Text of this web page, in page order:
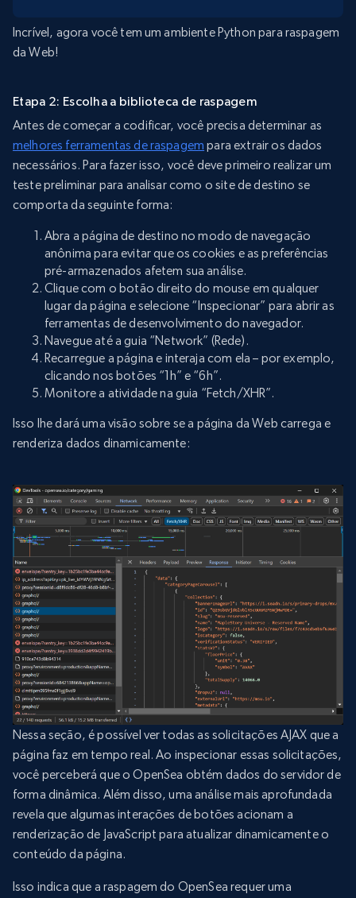
Incrível, agora você tem um ambiente Python para raspagem
da Web!
Etapa 2: Escolha a biblioteca de raspagem
Antes de começar a codificar, você precisa determinar as
melhores ferramentas de raspagem para extrair os dados
necessários. Para fazer isso, você deve primeiro realizar um
teste preliminar para analisar como o site de destino se
comporta da seguinte forma:
Abra a página de destino no modo de navegação
anônima para evitar que os cookies e as preferências
pré-armazenados afetem sua análise.
Clique com o botão direito do mouse em qualquer
lugar da página e selecione “Inspecionar” para abrir as
ferramentas de desenvolvimento do navegador.
Navegue até a guia “Network” (Rede).
Recarregue a página e interaja com ela – por exemplo,
clicando nos botões “1h” e “6h”.
Monitore a atividade na guia “Fetch/XHR”.
Isso lhe dará uma visão sobre se a página da Web carrega e
renderiza dados dinamicamente:
Nessa seção, é possível ver todas as solicitações AJAX que a
página faz em tempo real. Ao inspecionar essas solicitações,
você perceberá que o OpenSea obtém dados do servidor de
forma dinâmica. Além disso, uma análise mais aprofundada
revela que algumas interações de botões acionam a
renderização de JavaScript para atualizar dinamicamente o
conteúdo da página.
Isso indica que a raspagem do OpenSea requer uma